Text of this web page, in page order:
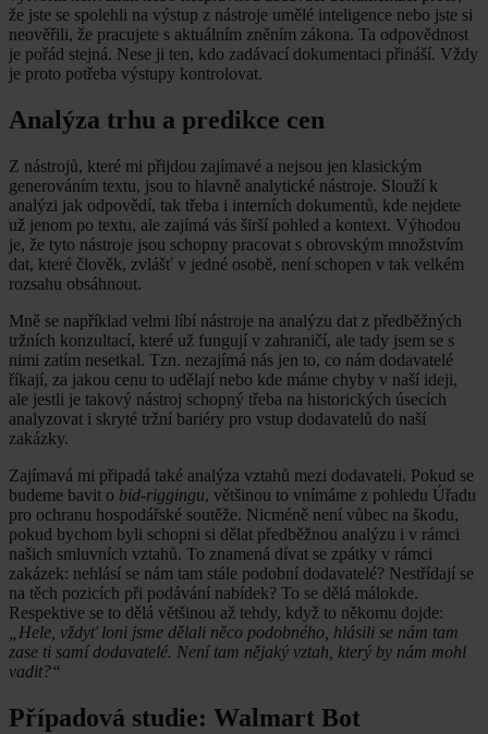
že jste se spolehli na výstup z nástroje umělé inteligence nebo jste si
neověřili, že pracujete s aktuálním zněním zákona. Ta odpovědnost
je pořád stejná. Nese ji ten, kdo zadávací dokumentaci přináší. Vždy
je proto potřeba výstupy kontrolovat.
Analýza trhu a predikce cen
Z nástrojů, které mi přijdou zajímavé a nejsou jen klasickým
generováním textu, jsou to hlavně analytické nástroje. Slouží k
analýzi jak odpovědí, tak třeba i interních dokumentů, kde nejdete
už jenom po textu, ale zajímá vás širší pohled a kontext. Výhodou
je, že tyto nástroje jsou schopny pracovat s obrovským množstvím
dat, které člověk, zvlášť v jedné osobě, není schopen v tak velkém
rozsahu obsáhnout.
Mně se například velmi líbí nástroje na analýzu dat z předběžných
tržních konzultací, které už fungují v zahraničí, ale tady jsem se s
nimi zatím nesetkal. Tzn. nezajímá nás jen to, co nám dodavatelé
říkají, za jakou cenu to udělají nebo kde máme chyby v naší ideji,
ale jestli je takový nástroj schopný třeba na historických úsecích
analyzovat i skryté tržní bariéry pro vstup dodavatelů do naší
zakázky.
Zajímavá mi připadá také analýza vztahů mezi dodavateli. Pokud se
budeme bavit o bid-riggingu, většinou to vnímáme z pohledu Úřadu
pro ochranu hospodářské soutěže. Nicméně není vůbec na škodu,
pokud bychom byli schopni si dělat předběžnou analýzu i v rámci
našich smluvních vztahů. To znamená dívat se zpátky v rámci
zakázek: nehlásí se nám tam stále podobní dodavatelé? Nestřídají se
na těch pozicích při podávání nabídek? To se dělá málokde.
Respektive se to dělá většinou až tehdy, když to někomu dojde:
„Hele, vždyť loni jsme dělali něco podobného, hlásili se nám tam
zase ti samí dodavatelé. Není tam nějaký vztah, který by nám mohl
vadit?“
Případová studie: Walmart Bot